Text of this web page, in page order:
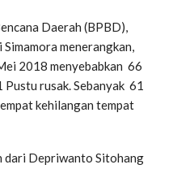
Daerah (BPBD),
menerangkan,
2018 menyebabkan 66
Pustu rusak. Sebanyak 61
kehilangan tempat
dari Depriwanto Sitohang